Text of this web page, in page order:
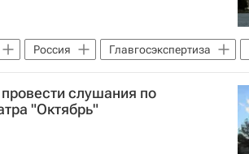
Россия Главгосэкспертиза
слушания по
"Октябрь"